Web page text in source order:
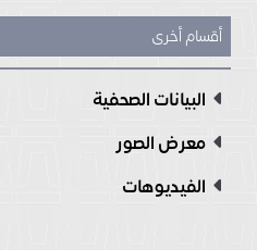
أقسام أخرى
البيانات الصحفية
معرض الصور
الفيديوهات